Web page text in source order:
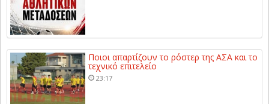
Ποιοι απαρτίζουν το ρόστερ της ΑΣΑ και το
τεχνικό επιτελείο
23:17